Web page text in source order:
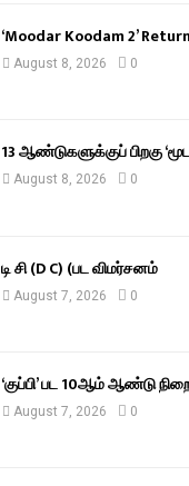
‘Moodar Koodam 2’
August 8, 2026 0
13 ஆண்டுகளுக்குப் பிறகு
August 8, 2026 0
டி சி (D C) (பட விமர்சனம்
August 7, 2026 0
‘குப்பி’ பட 10ஆம் ஆண்டு
August 7, 2026 0